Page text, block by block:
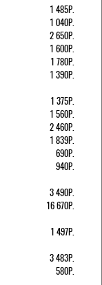
1 485Р.
1 040Р.
2 650Р.
1 600Р.
1 780Р.
1 390Р.
1 375Р.
1 560Р.
2 460Р.
1 839Р.
690Р.
940Р.
3 490Р.
16 670Р.
1 497Р.
3 483Р.
580Р.